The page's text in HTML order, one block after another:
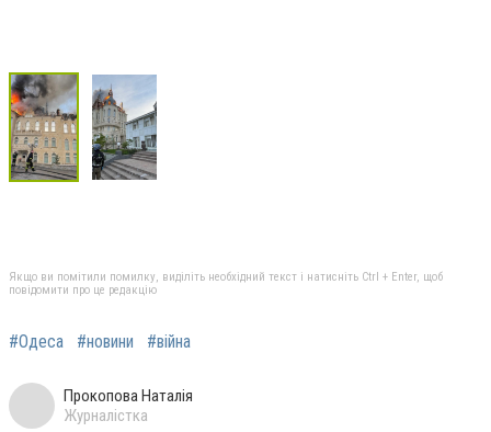
Якщо ви помітили помилку, виділіть необхідний текст і натисніть Ctrl + Enter, щоб
повідомити про це редакцію
#Одеса #новини #війна
Прокопова Наталія
Журналістка